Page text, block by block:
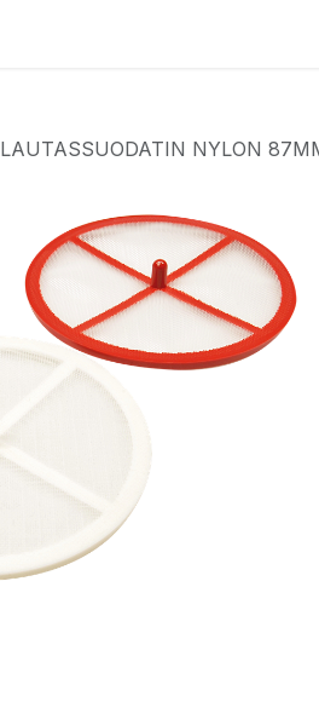
LAUTASSUODATIN NYLON